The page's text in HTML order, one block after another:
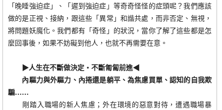
「晚睡強迫症」、「遲到強迫症」等奇奇怪怪的症頭呢？我們應該
做的是正視、接納，跟這些「異常」和諧共處，而非否定、無視，
將問題妖魔化。我們都有「奇怪」的狀況，當你了解了這些都是怎
麼回事後，如果不妨礙到他人，也就不再需要在意。
▶人生在不斷做決定‧不斷匍匐前進◀
內驅力與外驅力、內捲還是躺平、為焦慮買單、認知的自我欺
騙……
剛踏入職場的新人焦慮；外在環境的惡意對待，遭遇職場暴